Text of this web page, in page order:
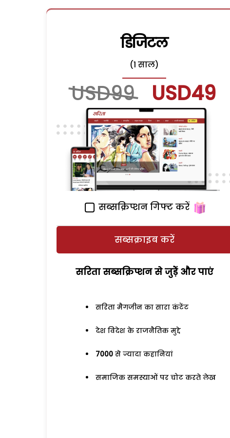
डिजिटल
(1 साल)
USD99 USD49
सब्सक्रिप्शन गिफ्ट करें
सब्सक्राइब करें
सरिता सब्सक्रिप्शन से जुड़ेें और पाएं
सरिता मैगजीन का सारा कंटेंट
देश विदेश के राजनैतिक मुद्दे
7000 से ज्यादा कहानियां
समाजिक समस्याओं पर चोट करते लेख